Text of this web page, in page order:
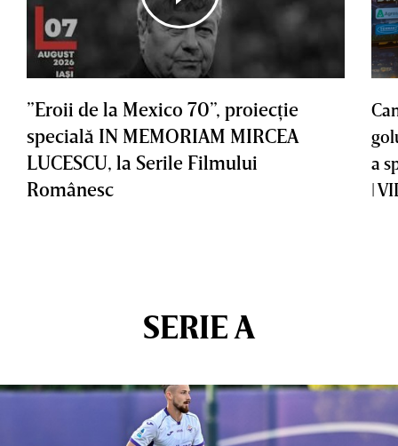
”Eroii de la Mexico 70”, proiecţie
specială IN MEMORIAM MIRCEA
LUCESCU, la Serile Filmului
Românesc
a
|
SERIE A